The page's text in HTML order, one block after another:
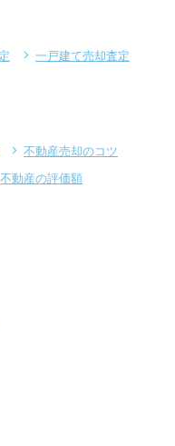
一戸建て売却査定
不動産売却のコツ
不動産の評価額